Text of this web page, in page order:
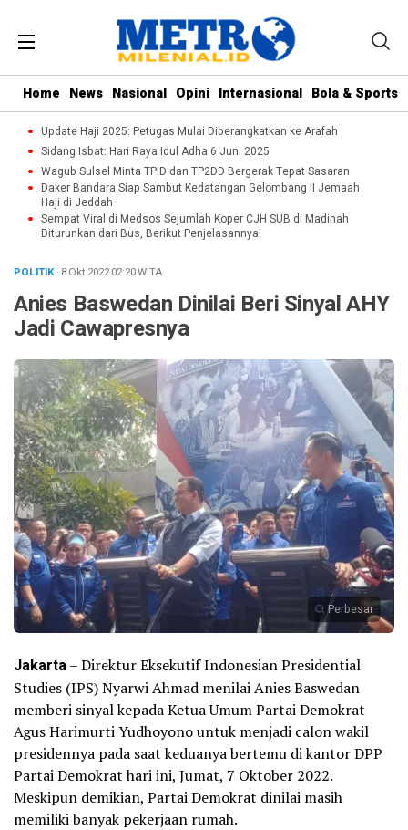
Home News Nasional Opini Internasional Bola & Sports
Update Haji 2025: Petugas Mulai Diberangkatkan ke Arafah
Sidang Isbat: Hari Raya Idul Adha 6 Juni 2025
Wagub Sulsel Minta TPID dan TP2DD Bergerak Tepat Sasaran
Daker Bandara Siap Sambut Kedatangan Gelombang II Jemaah
Haji di Jeddah
Sempat Viral di Medsos Sejumlah Koper CJH SUB di Madinah
Diturunkan dari Bus, Berikut Penjelasannya!
POLITIK· 8 Okt 202202:20WITA
Anies Baswedan Dinilai Beri Sinyal AHY
Jadi Cawapresnya
Perbesar
Jakarta– Direktur Eksekutif Indonesian Presidential
Studies (IPS) Nyarwi Ahmad menilai Anies Baswedan
memberi sinyal kepada Ketua Umum Partai Demokrat
Agus Harimurti Yudhoyono untuk menjadi calon wakil
presidennya pada saat keduanya bertemu di kantor DPP
Partai Demokrat hari ini, Jumat, 7 Oktober 2022.
Meskipun demikian, Partai Demokrat dinilai masih
memiliki banyak pekerjaan rumah.